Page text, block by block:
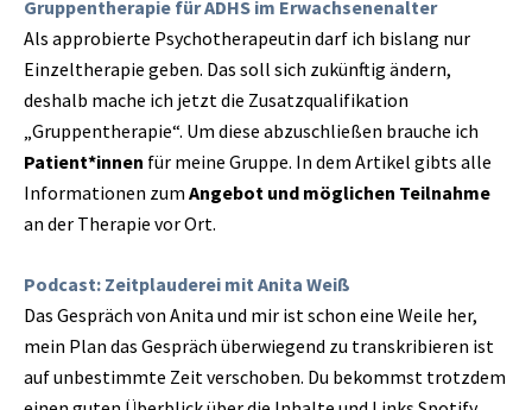
Gruppentherapie für ADHS im Erwachsenenalter
Als approbierte Psychotherapeutin darf ich bislang nur
Einzeltherapie geben. Das soll sich zukünftig ändern,
deshalb mache ich jetzt die Zusatzqualifikation
„Gruppentherapie“. Um diese abzuschließen brauche ich
Patient*innen für meine Gruppe. In dem Artikel gibts alle
Informationen zum Angebot und möglichen Teilnahme
an der Therapie vor Ort.
Podcast: Zeitplauderei mit Anita Weiß
Das Gespräch von Anita und mir ist schon eine Weile her,
mein Plan das Gespräch überwiegend zu transkribieren ist
auf unbestimmte Zeit verschoben. Du bekommst trotzdem